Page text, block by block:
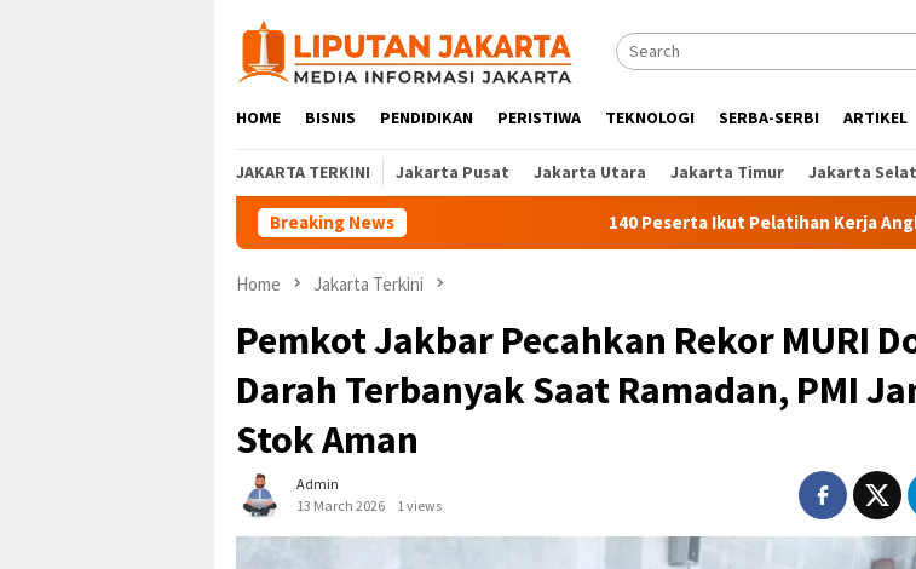
content
HOME BISNIS PENDIDIKAN PERISTIWA TEKNOLOGI SERBA-SERBI ARTIKEL
JAKARTA TERKINI Jakarta Pusat Jakarta Utara Jakarta Timur Jakarta
Breaking News 140 Peserta Ikut Pelatihan Kerja Angkatan 1 di
Home Jakarta Terkini
Pemkot Jakbar Pecahkan Rekor MURI
Darah Terbanyak Saat Ramadan, PMI
Stok Aman
Admin
13 March 2026
1 views